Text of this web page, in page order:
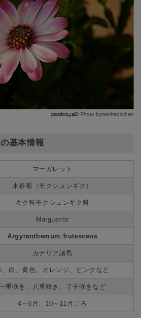
Photo bymanfredrichter
基本情報
マーガレット
木春菊（モクシュンギク）
キク科モクシュンギク科
Marguerite
Argyranthemum frutescens
カナリア諸島
、白、黄色、オレンジ、ピンクなど
一重咲き、八重咲き、丁子咲きなど
4～6月、10～11月ごろ